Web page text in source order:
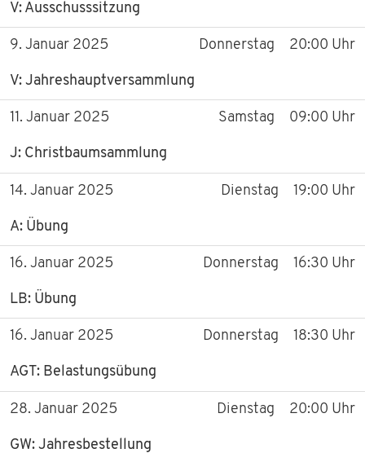
FAHRZEUGE
VEREIN
VORSTANDSCHAFT
GESCHICHTE
MITGLIED WERDEN
TERMINE
TERMINE 2026
TERMINE 2025
V: Ausschusssitzung
9. Januar 2025
V: Jahreshauptversammlung
Donnerstag 20:00 Uhr
11. Januar 2025
J: Christbaumsammlung
Samstag 09:00 Uhr
14. Januar 2025
A: Übung
Dienstag 19:00 Uhr
16. Januar 2025
LB: Übung
Donnerstag 16:30 Uhr
16. Januar 2025
AGT: Belastungsübung
Donnerstag 18:30 Uhr
28. Januar 2025
GW: Jahresbestellung
Dienstag 20:00 Uhr